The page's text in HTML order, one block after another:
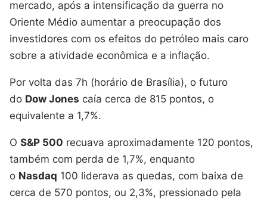
mercado, após a intensificação da guerra no
Oriente Médio aumentar a preocupação dos
investidores com os efeitos do petróleo mais caro
sobre a atividade econômica e a inflação.
Por volta das 7h (horário de Brasília), o futuro
do Dow Jones caía cerca de 815 pontos, o
equivalente a 1,7%.
O S&P 500 recuava aproximadamente 120 pontos,
também com perda de 1,7%, enquanto
o Nasdaq 100 liderava as quedas, com baixa de
cerca de 570 pontos, ou 2,3%, pressionado pela